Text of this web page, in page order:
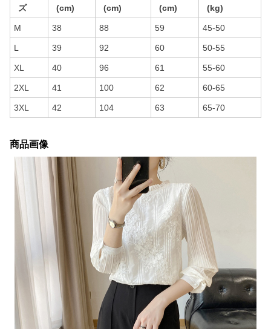
ズ
(cm)
(cm)
(cm)
(kg)
M 38 88 59 45-50
L 39 92 60 50-55
XL 40 96 61 55-60
2XL 41 100 62 60-65
3XL 42 104 63 65-70
商品画像